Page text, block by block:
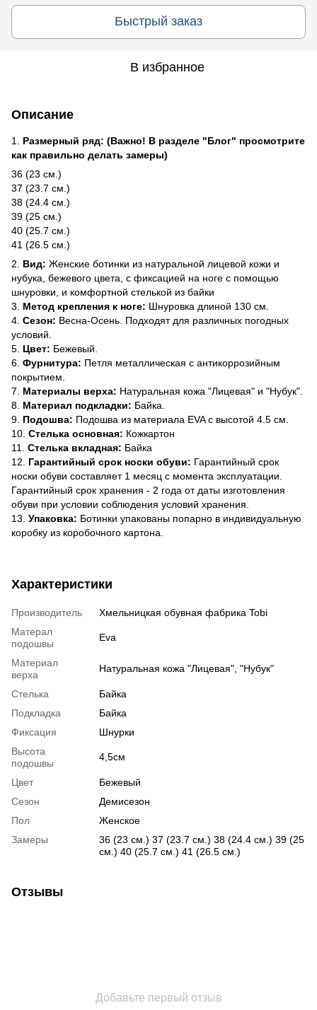
Быстрый заказ
В избранное
Описание
1. Размерный ряд: (Важно! В разделе "Блог" просмотрите
как правильно делать замеры)
36 (23 см.)
37 (23.7 см.)
38 (24.4 см.)
39 (25 см.)
40 (25.7 см.)
41 (26.5 см.)
2. Вид: Женские ботинки из натуральной лицевой кожи и
нубука, бежевого цвета, с фиксацией на ноге с помощью
шнуровки, и комфортной стелькой из байки
3. Метод крепления к ноге: Шнуровка длиной 130 см.
4. Сезон: Весна-Осень. Подходят для различных погодных
условий.
5. Цвет: Бежевый.
6. Фурнитура: Петля металлическая с антикоррозийным
покрытием.
7.
Материалы верха: Натуральная кожа "Лицевая" и "Нубук".
8. Материал подкладки: Байка.
9. Подошва: Подошва из материала EVA с высотой 4.5 см.
10. Стелька основная: Кожкартон
11. Стелька вкладная: Байка
12. Гарантийный срок носки обуви: Гарантийный срок
носки обуви составляет 1 месяц с момента эксплуатации.
Гарантийный срок хранения - 2 года от даты изготовления
обуви при условии соблюдения условий хранения.
13. Упаковка: Ботинки упакованы попарно в индивидуальную
коробку из коробочного картона.
Характеристики
Производитель
Хмельницкая обувная фабрика Tobi
Матерал
подошвы
Eva
Материал
верха
Натуральная кожа "Лицевая", "Нубук"
Стелька
Байка
Подкладка
Байка
Фиксация
Шнурки
Высота
подошвы
4,5см
Цвет
Бежевый
Сезон
Демисезон
Пол
Женское
Замеры
36 (23 см.) 37 (23.7 см.) 38 (24.4 см.) 39 (25
см.) 40 (25.7 см.) 41 (26.5 см.)
Отзывы
Добавьте первый отзыв